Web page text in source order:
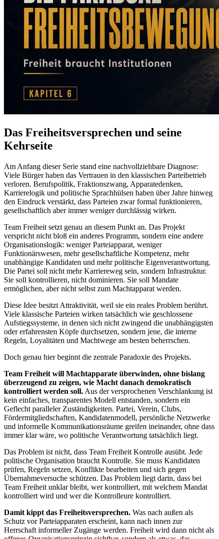
Das Freiheitsversprechen und seine
Kehrseite
Am Anfang dieser Serie stand eine nachvollziehbare Diagnose:
Viele Bürger haben das Vertrauen in den klassischen Parteibetrieb
verloren. Berufspolitik, Fraktionszwang, Apparatedenken,
Karrierelogik und politische Sprachhülsen haben über Jahre hinweg
den Eindruck verstärkt, dass Parteien zwar formal funktionieren,
gesellschaftlich aber immer weniger durchlässig wirken.
Team Freiheit setzt genau an diesem Punkt an. Das Projekt
verspricht nicht bloß ein anderes Programm, sondern eine andere
Organisationslogik: weniger Parteiapparat, weniger
Funktionärswesen, mehr gesellschaftliche Kompetenz, mehr
unabhängige Kandidaten und mehr politische Eigenverantwortung.
Die Partei soll nicht mehr Karriereweg sein, sondern Infrastruktur.
Sie soll kontrollieren, nicht dominieren. Sie soll Mandate
ermöglichen, aber nicht selbst zum Machtapparat werden.
Diese Idee besitzt Attraktivität, weil sie ein reales Problem berührt.
Viele klassische Parteien wirken tatsächlich wie geschlossene
Aufstiegssysteme, in denen sich nicht zwingend die unabhängigsten
oder erfahrensten Köpfe durchsetzen, sondern jene, die interne
Regeln, Loyalitäten und Machtwege am besten beherrschen.
Doch genau hier beginnt die zentrale Paradoxie des Projekts.
Team Freiheit will Machtapparate überwinden, ohne bislang
überzeugend zu zeigen, wie Macht danach demokratisch
kontrolliert werden soll. Aus der versprochenen Verschlankung ist
kein einfaches, transparentes Modell entstanden, sondern ein
Geflecht paralleler Zuständigkeiten. Partei, Verein, Clubs,
Fördermitgliedschaften, Kandidatenmodell, persönliche Netzwerke
und informelle Kommunikationsräume greifen ineinander, ohne dass
immer klar wäre, wo politische Verantwortung tatsächlich liegt.
Das Problem ist nicht, dass Team Freiheit Kontrolle ausübt. Jede
politische Organisation braucht Kontrolle. Sie muss Kandidaten
prüfen, Regeln setzen, Konflikte bearbeiten und sich gegen
Übernahmeversuche schützen. Das Problem liegt darin, dass bei
Team Freiheit unklar bleibt, wer kontrolliert, mit welchem Mandat
kontrolliert wird und wer die Kontrolleure kontrolliert.
Damit kippt das Freiheitsversprechen. Was nach außen als
Schutz vor Parteiapparaten erscheint, kann nach innen zur
Herrschaft informeller Zugänge werden. Freiheit wird dann nicht als